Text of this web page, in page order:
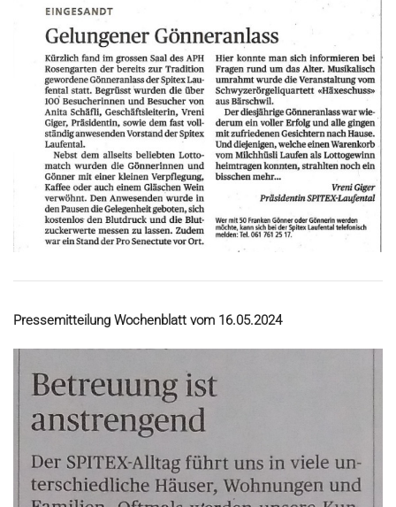
Pressemitteilung Wochenblatt vom 16.05.2024